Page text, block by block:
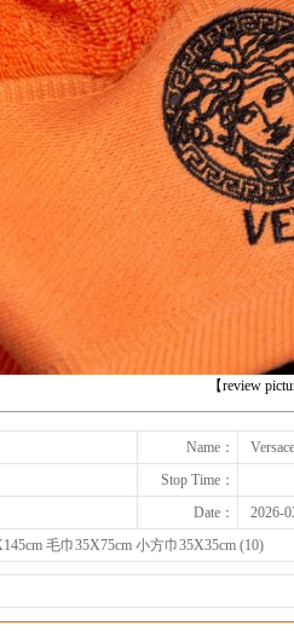
【review
Name：
Stop Time：
Date：
2026-
毛巾35X75cm 小方巾35X35cm (10)